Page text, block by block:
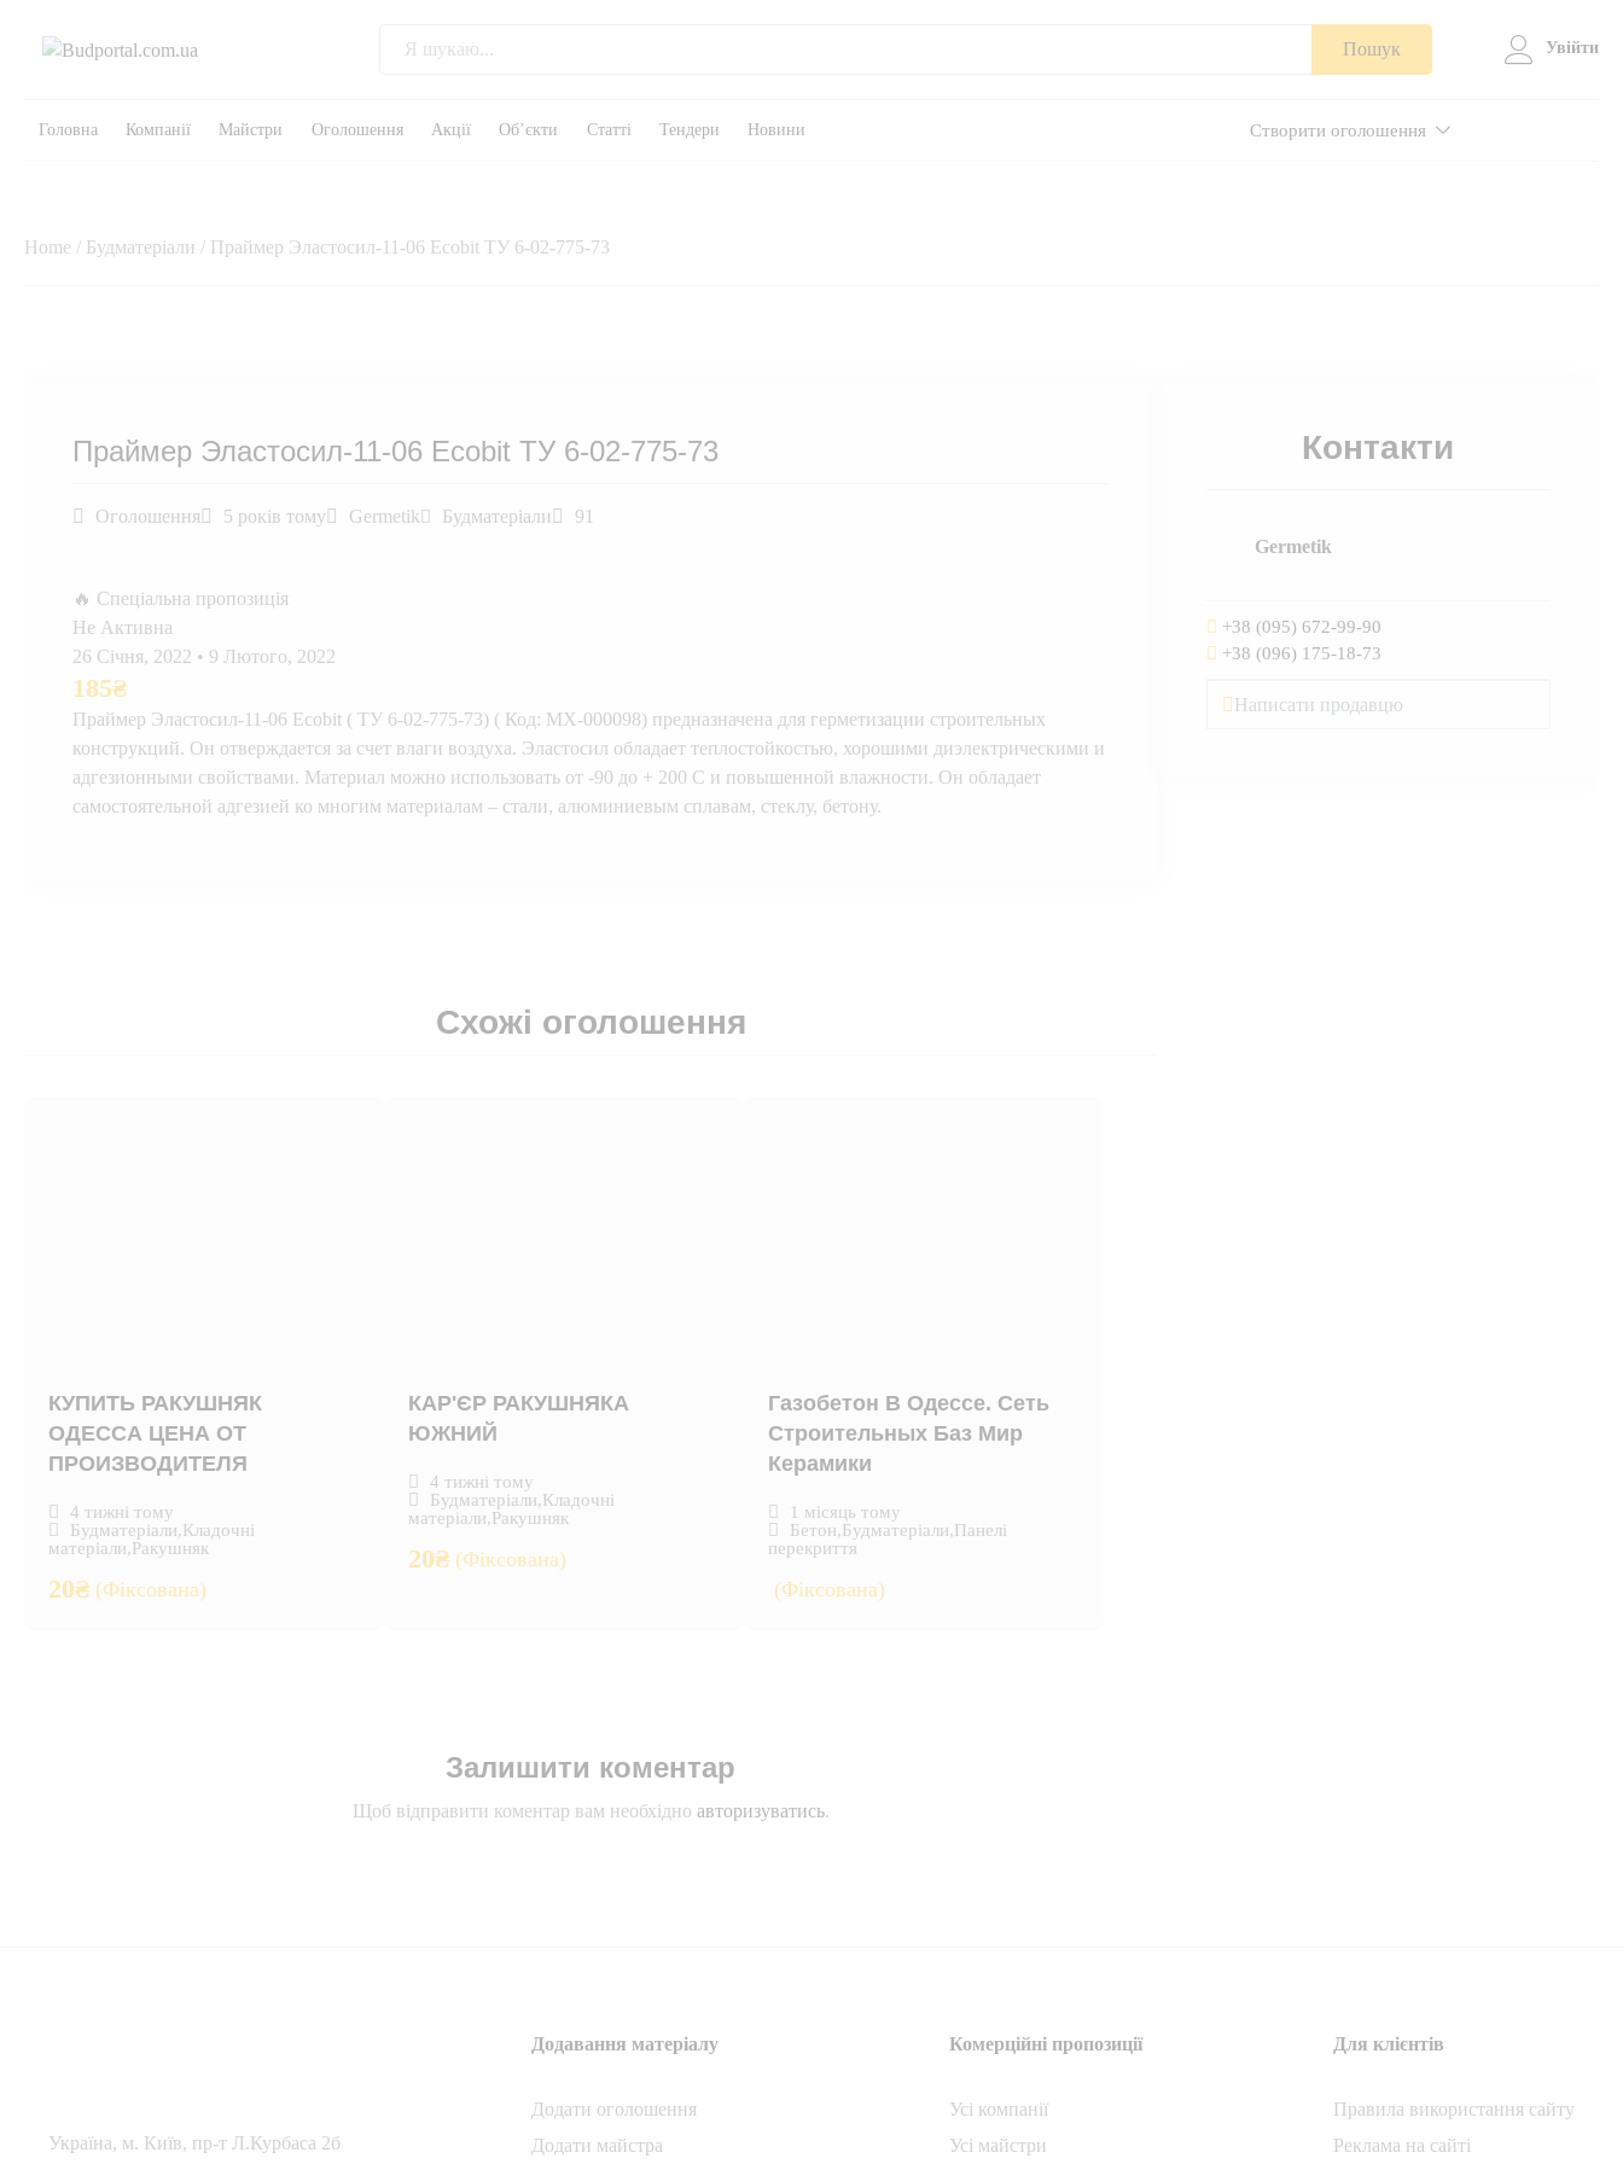
Пошук Увійти
Створити оголошення
Головна Компанії Майстри Оголошення Акції Об’єкти Статті Тендери Новини
Home / Будматеріали / Праймер Эластосил-11-06 Ecobit ТУ 6-02-775-73
Праймер Эластосил-11-06 Ecobit ТУ 6-02-775-73
Оголошення 5 років тому Germetik Будматеріали 91
🔥 Спеціальна пропозиція
Не Активна
26 Січня, 2022 • 9 Лютого, 2022
185₴
Праймер Эластосил-11-06 Ecobit ( ТУ 6-02-775-73) ( Код: МХ-000098) предназначена для герметизации строительных
конструкций. Он отверждается за счет влаги воздуха. Эластосил обладает теплостойкостью, хорошими диэлектрическими и
адгезионными свойствами. Материал можно использовать от -90 до + 200 С и повышенной влажности. Он обладает
самостоятельной адгезией ко многим материалам – стали, алюминиевым сплавам, стеклу, бетону.
Схожі оголошення
КУПИТЬ РАКУШНЯК
ОДЕССА ЦЕНА ОТ
ПРОИЗВОДИТЕЛЯ
4 тижні тому
Будматеріали,Кладочні
матеріали,Ракушняк
20₴ (Фіксована)
КАР'ЄР РАКУШНЯКА
ЮЖНИЙ
4 тижні тому
Будматеріали,Кладочні
матеріали,Ракушняк
20₴ (Фіксована)
Газобетон В Одессе. Сеть
Строительных Баз Мир
Керамики
1 місяць тому
Бетон,Будматеріали,Панелі
перекриття
(Фіксована)
Залишити коментар
Щоб відправити коментар вам необхідно авторизуватись.
Контакти
Germetik
+38 (095) 672-99-90
+38 (096) 175-18-73
Написати продавцю
Українa, м. Київ, пр-т Л.Курбаса 2б
Додавання матеріалу
Додати oголошення
Додати майстра
Комерційні пропозиції
Усі компанії
Усі майстри
Для клієнтів
Правила використання сайту
Реклама на сайті